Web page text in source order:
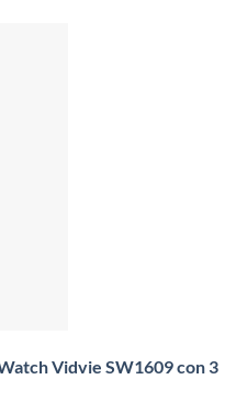
Vidvie SW1609 con 3